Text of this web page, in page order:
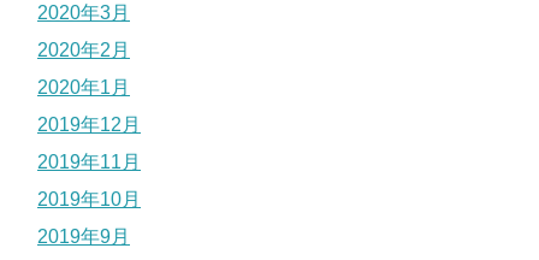
2020年3月
2020年2月
2020年1月
2019年12月
2019年11月
2019年10月
2019年9月